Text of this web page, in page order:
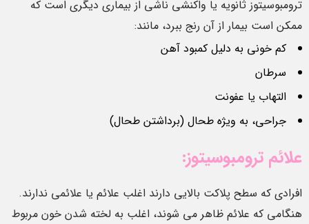
ترومبوسیتوز ثانویه یا واکنشی ناشی از بیماری دیگری است که
ممکن است بیمار از آن رنج ببرد، مانند:
کم خونی به دلیل کمبود آهن
سرطان
التهاب یا عفونت
جراحی، به ویژه طحال (برداشتن طحال)
علائم ترومبوسیتوز:
افرادی که سطح پلاکت بالایی دارند اغلب علائم یا علائمی ندارند.
هنگامی که علائم ظاهر می شوند، اغلب به لخته شدن خون مربوط